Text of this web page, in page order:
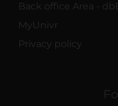
Back office Area -
MyUnivr
Privacy policy